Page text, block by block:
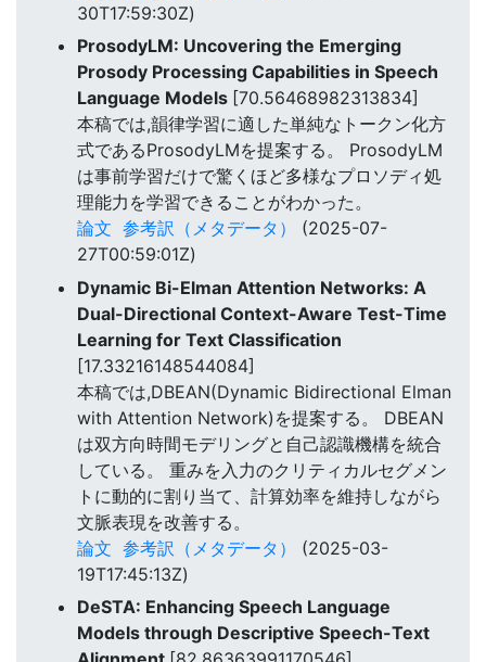
30T17:59:30Z)
ProsodyLM: Uncovering the Emerging
Prosody Processing Capabilities in Speech
Language Models [70.56468982313834]
本稿では,韻律学習に適した単純なトークン化方
式であるProsodyLMを提案する。 ProsodyLM
は事前学習だけで驚くほど多様なプロソディ処
理能力を学習できることがわかった。
論文 参考訳（メタデータ）
(2025-07-
27T00:59:01Z)
Dynamic Bi-Elman Attention Networks: A
Dual-Directional Context-Aware Test-Time
Learning for Text Classification
[17.33216148544084]
本稿では,DBEAN(Dynamic Bidirectional Elman
with Attention Network)を提案する。 DBEAN
は双方向時間モデリングと自己認識機構を統合
している。 重みを入力のクリティカルセグメン
トに動的に割り当て、計算効率を維持しながら
文脈表現を改善する。
論文 参考訳（メタデータ）
(2025-03-
19T17:45:13Z)
DeSTA: Enhancing Speech Language
Models through Descriptive Speech-Text